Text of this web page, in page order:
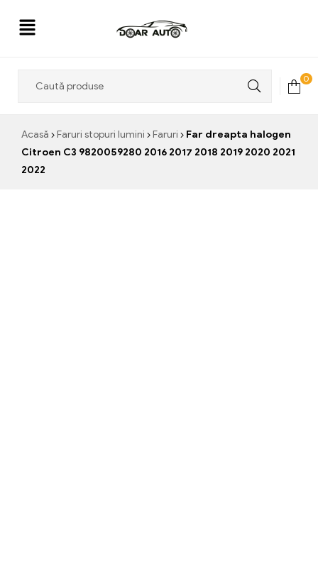
0
Acasă Faruri stopuri lumini Faruri
Far dreapta halogen
Citroen C3 9820059280 2016 2017 2018 2019 2020 2021
2022